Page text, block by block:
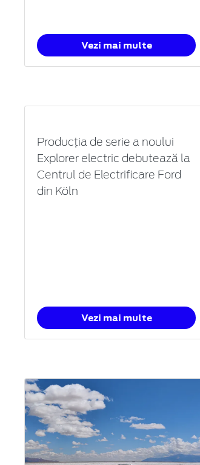
Vezi mai multe
Producția de serie a noului
Explorer electric debutează la
Centrul de Electrificare Ford
din Köln
Vezi mai multe